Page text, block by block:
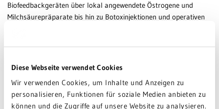
Diese Webseite verwendet Cookies
Wir verwenden Cookies, um Inhalte und Anzeigen zu
personalisieren, Funktionen für soziale Medien anbieten zu
können und die Zugriffe auf unsere Website zu analysieren.
Biofeedbackgeräten über lokal angewendete Östrogene und
Milchsäurepräparate bis hin zu Botoxinjektionen und operativen
Viele Besucherinnen nutzten die Gelegenheit, direkt Fragen zu
freuten sich über das lebhafte Interesse und betonten, wie wichtig
es sei, das Thema offen anzusprechen.
Die gute Nachricht: Mit gezieltem Beckenbodentraining und der